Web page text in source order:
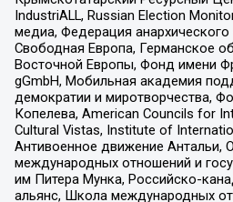
IndustriALL, Russian Election
медиа, Федерация анархического
Свободная Европа, Германское
Восточной Европы, Фонд имени
gGmbH, Мобильная академия
демократии и миротворчества,
Копелева, American Councils for
Cultural Vistas, Institute of
Антивоенное движение Антальи,
международных отношений и
им Питера Мунка, Российско-
альянс, Школа международных